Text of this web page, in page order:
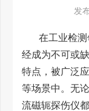
发
在工业检
经成为不可或
特点，被广泛
等场景中。无
流磁轭探伤仪